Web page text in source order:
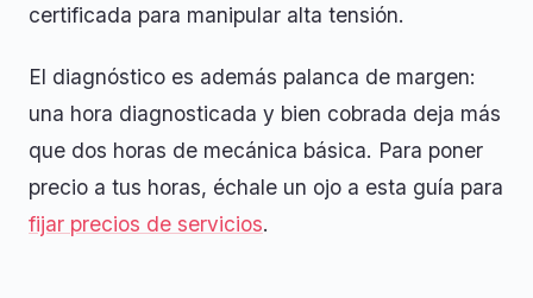
certificada para manipular alta tensión.
El diagnóstico es además palanca de margen:
una hora diagnosticada y bien cobrada deja más
que dos horas de mecánica básica. Para poner
precio a tus horas, échale un ojo a esta guía para
fijar precios de servicios.